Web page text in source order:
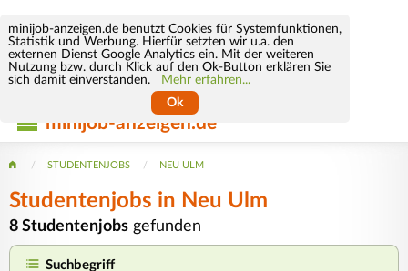
minijob-anzeigen.de benutzt Cookies für Systemfunktionen,
Statistik und Werbung. Hierfür setzten wir u.a. den
externen Dienst Google Analytics ein. Mit der weiteren
Nutzung bzw. durch Klick auf den Ok-Button erklären Sie
sich damit einverstanden.
Mehr erfahren...
Ok
minijob-anzeigen.de
STUDENTENJOBS NEU ULM
Studentenjobs in Neu Ulm
8 Studentenjobs gefunden
Suchbegriff